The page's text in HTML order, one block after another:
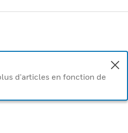
d'articles en fonction de